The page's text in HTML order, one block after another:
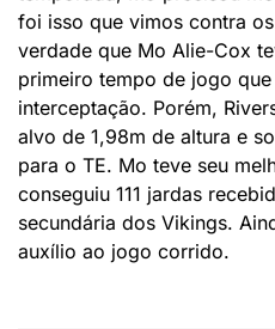
foi isso que vimos contra
verdade que Mo Alie-Cox
primeiro tempo de jogo
interceptação. Porém,
alvo de 1,98m de altura e
para o TE. Mo teve seu
conseguiu 111 jardas
secundária dos Vikings.
auxílio ao jogo corrido.